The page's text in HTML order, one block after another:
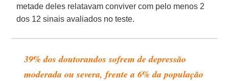
metade deles relatavam conviver com pelo menos 2
dos 12 sinais avaliados no teste.
39% dos doutorandos sofrem de depressão
moderada ou severa, frente a 6% da população